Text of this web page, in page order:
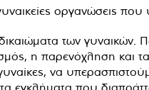
οργανώσεις
των
η παρενόχληση και
να
εγκλήματα που